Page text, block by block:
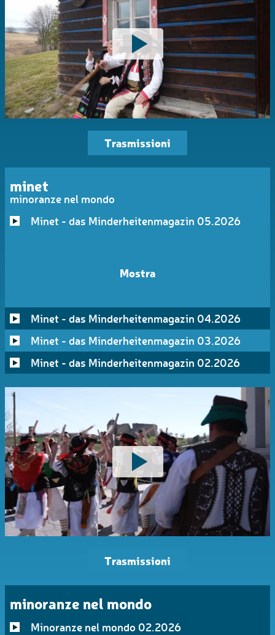
Trasmissioni
minet
minoranze nel mondo
Minet - das Minderheitenmagazin 05.2026
Mostra
Minet - das Minderheitenmagazin 04.2026
Minet - das Minderheitenmagazin 03.2026
Minet - das Minderheitenmagazin 02.2026
Trasmissioni
minoranze nel mondo
Minoranze nel mondo 02.2026